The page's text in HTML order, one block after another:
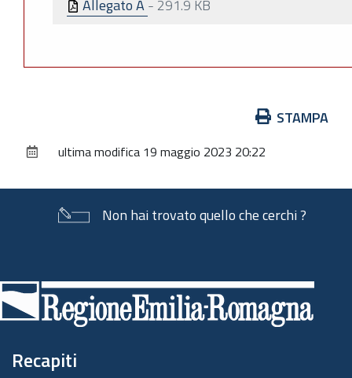
Allegato A- 291.9 KB
documento
STAMPA
ultima modifica 19 maggio 2023 20:22
Non hai trovato quello che cerchi ?
di
pagina
Recapiti